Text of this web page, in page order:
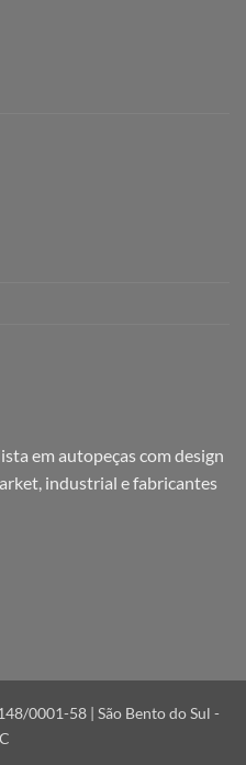
em autopeças com design
industrial e fabricantes
0001-58 | São Bento do Sul -